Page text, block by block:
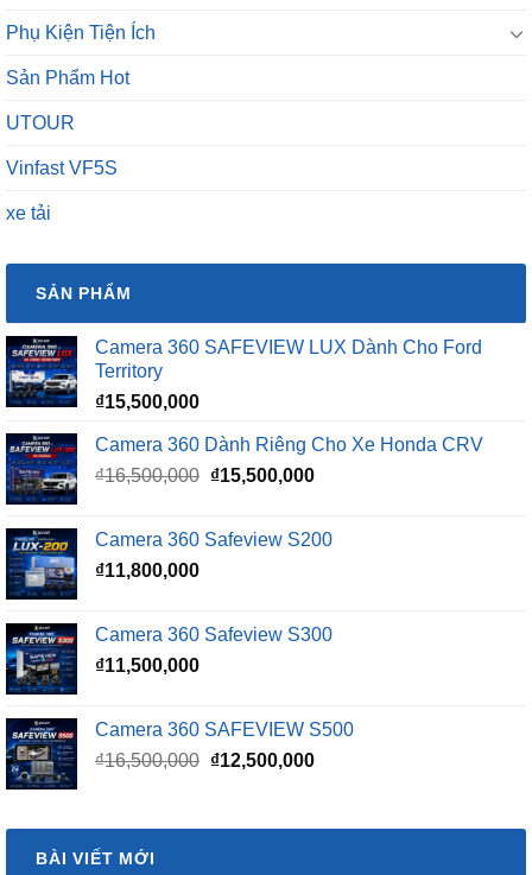
Phụ Kiện Tiện Ích
Sản Phẩm Hot
UTOUR
Vinfast VF5S
xe tải
SẢN PHẨM
Camera 360 SAFEVIEW LUX Dành Cho Ford
Territory
₫15,500,000
Camera 360 Dành Riêng Cho Xe Honda CRV
₫16,500,000 Giá
₫16,500,000.
₫15,500,000Giá
là:
Camera 360 Safeview S200
₫11,800,000
Camera 360 Safeview S300
₫11,500,000
Camera 360 SAFEVIEW S500
₫16,500,000 Giá
₫16,500,000.
₫12,500,000Giá
là:
BÀI VIẾT MỚI